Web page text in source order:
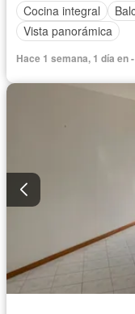
Cocina integral
Vista panorámica
Hace 1 semana, 1 día en